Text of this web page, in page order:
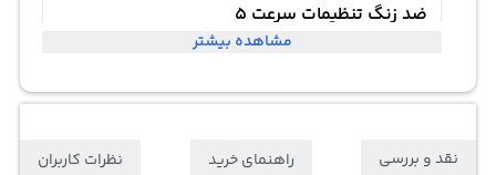
ضد زنگ تنظیمات سرعت 5
مشاهده بیشتر
نقد و بررسی راهنمای خرید نظرات کاربران